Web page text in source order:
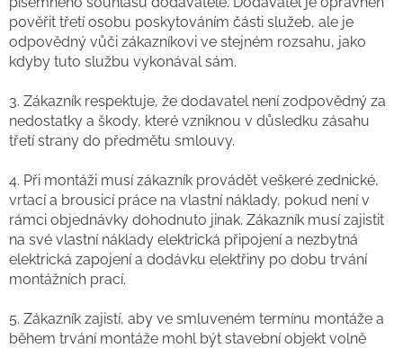
pověřit třetí osobu poskytováním části služeb, ale je
odpovědný vůči zákazníkovi ve stejném rozsahu, jako
kdyby tuto službu vykonával sám.
3. Zákazník respektuje, že dodavatel není zodpovědný za
nedostatky a škody, které vzniknou v důsledku zásahu
třetí strany do předmětu smlouvy.
4. Při montáži musí zákazník provádět veškeré zednické,
vrtací a brousicí práce na vlastní náklady, pokud není v
rámci objednávky dohodnuto jinak. Zákazník musí zajistit
na své vlastní náklady elektrická připojení a nezbytná
elektrická zapojení a dodávku elektřiny po dobu trvání
montážních prací.
5. Zákazník zajistí, aby ve smluveném termínu montáže a
během trvání montáže mohl být stavební objekt volně